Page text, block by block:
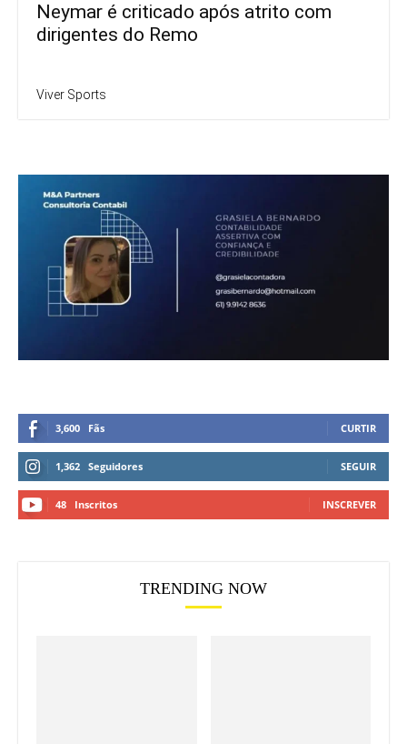
Neymar é criticado após atrito com
dirigentes do Remo
Viver Sports
3,600 Fãs CURTIR
1,362 Seguidores SEGUIR
48 Inscritos INSCREVER
TRENDING NOW